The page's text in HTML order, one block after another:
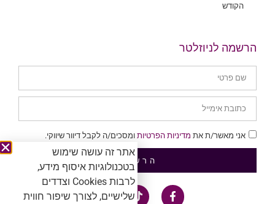
הקודש
הרשמה לניוזלטר
אני מאשר/ת את מדיניות הפרטיות ומסכים/ה לקבל דיוור שיווקי.
הרשמה
אתר זה עושה שימוש
בטכנולוגיות איסוף מידע,
לרבות Cookies וצדדים
שלישיים, לצורך שיפור חווית